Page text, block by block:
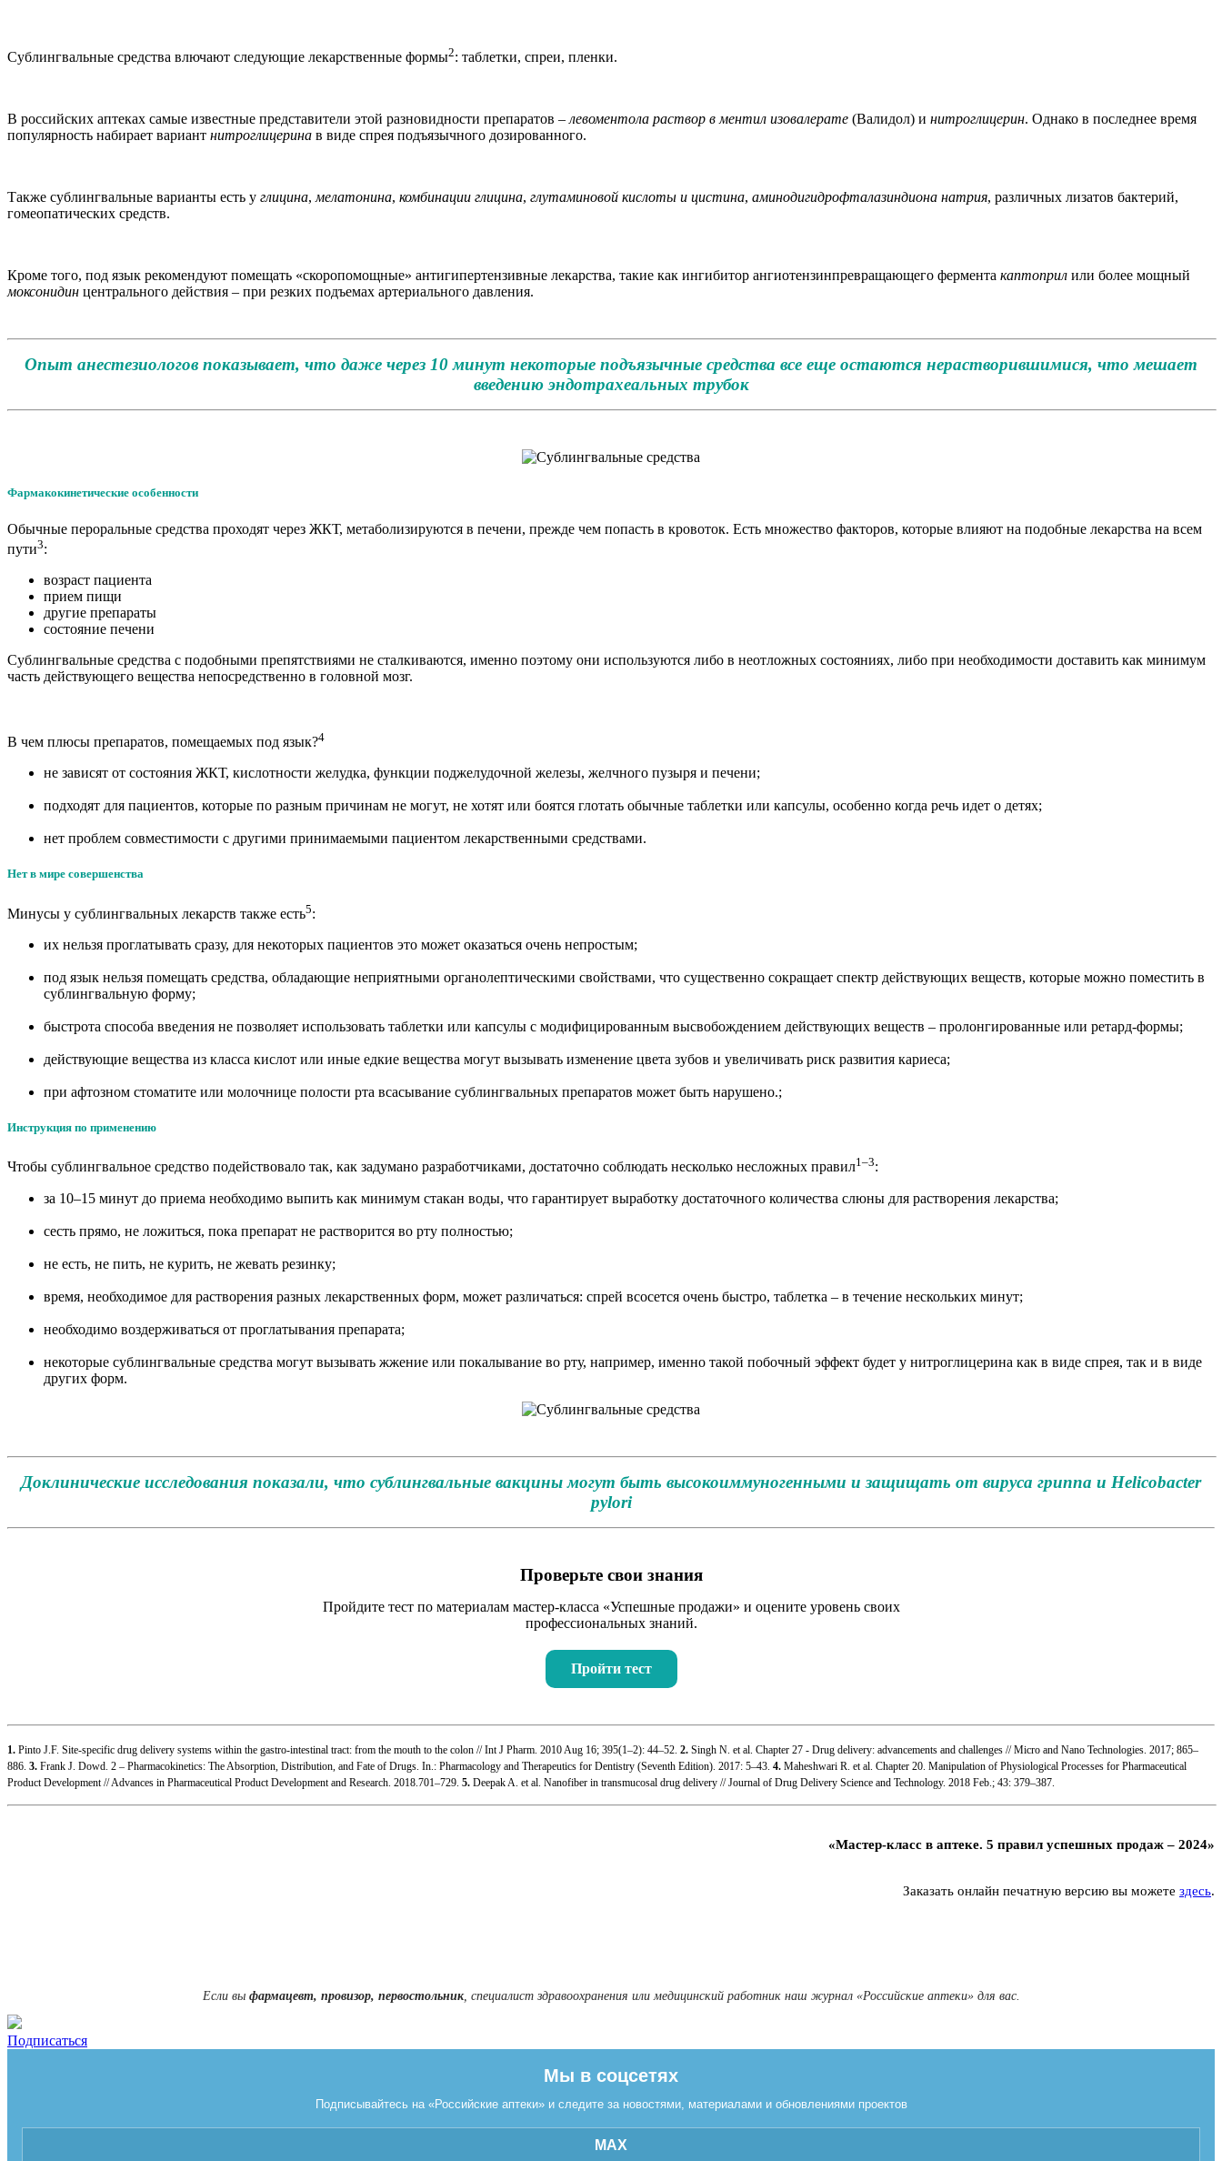
Сублингвальные средства влючают следующие лекарственные формы2: таблетки, спреи, пленки.
В российских аптеках самые известные представители этой разновидности препаратов – левоментола раствор в ментил изовалерате (Валидол) и нитроглицерин. Однако в последнее время
популярность набирает вариант нитроглицерина в виде спрея подъязычного дозированного.
Также сублингвальные варианты есть у глицина, мелатонина, комбинации глицина, глутаминовой кислоты и цистина, аминодигидрофталазиндиона натрия, различных лизатов бактерий,
гомеопатических средств.
Кроме того, под язык рекомендуют помещать «скоропомощные» антигипертензивные лекарства, такие как ингибитор ангиотензинпревращающего фермента каптоприл или более мощный
моксонидин центрального действия – при резких подъемах артериального давления.
Опыт анестезиологов показывает, что даже через 10 минут некоторые подъязычные средства все еще остаются нерастворившимися, что мешает
введению эндотрахеальных трубок
Фармакокинетические особенности
Обычные пероральные средства проходят через ЖКТ, метаболизируются в печени, прежде чем попасть в кровоток. Есть множество факторов, которые влияют на подобные лекарства на всем
пути3:
возраст пациента
прием пищи
другие препараты
состояние печени
Сублингвальные средства с подобными препятствиями не сталкиваются, именно поэтому они используются либо в неотложных состояниях, либо при необходимости доставить как минимум
часть действующего вещества непосредственно в головной мозг.
В чем плюсы препаратов, помещаемых под язык?4
не зависят от состояния ЖКТ, кислотности желудка, функции поджелудочной железы, желчного пузыря и печени;
подходят для пациентов, которые по разным причинам не могут, не хотят или боятся глотать обычные таблетки или капсулы, особенно когда речь идет о детях;
нет проблем совместимости с другими принимаемыми пациентом лекарственными средствами.
Нет в мире совершенства
Минусы у сублингвальных лекарств также есть5:
их нельзя проглатывать сразу, для некоторых пациентов это может оказаться очень непростым;
под язык нельзя помещать средства, обладающие неприятными органолептическими свойствами, что существенно сокращает спектр действующих веществ, которые можно поместить в
сублингвальную форму;
быстрота способа введения не позволяет использовать таблетки или капсулы с модифицированным высвобождением действующих веществ – пролонгированные или ретард-формы;
действующие вещества из класса кислот или иные едкие вещества могут вызывать изменение цвета зубов и увеличивать риск развития кариеса;
при афтозном стоматите или молочнице полости рта всасывание сублингвальных препаратов может быть нарушено.;
Инструкция по применению
Чтобы сублингвальное средство подействовало так, как задумано разработчиками, достаточно соблюдать несколько несложных правил1–3:
за 10–15 минут до приема необходимо выпить как минимум стакан воды, что гарантирует выработку достаточного количества слюны для растворения лекарства;
сесть прямо, не ложиться, пока препарат не растворится во рту полностью;
не есть, не пить, не курить, не жевать резинку;
время, необходимое для растворения разных лекарственных форм, может различаться: спрей всосется очень быстро, таблетка – в течение нескольких минут;
необходимо воздерживаться от проглатывания препарата;
некоторые сублингвальные средства могут вызывать жжение или покалывание во рту, например, именно такой побочный эффект будет у нитроглицерина как в виде спрея, так и в виде
других форм.
Доклинические исследования показали, что сублингвальные вакцины могут быть высокоиммуногенными и защищать от вируса гриппа и Helicobacter
pylori
Проверьте свои знания
Пройдите тест по материалам мастер-класса «Успешные продажи» и оцените уровень своих
профессиональных знаний.
Пройти тест
1. Pinto J.F. Site-specific drug delivery systems within the gastro-intestinal tract: from the mouth to the colon // Int J Pharm. 2010 Aug 16; 395(1–2): 44–52. 2. Singh N. et al. Chapter 27 - Drug delivery: advancements and challenges // Micro and Nano Technologies. 2017; 865–
886. 3. Frank J. Dowd. 2 – Pharmacokinetics: The Absorption, Distribution, and Fate of Drugs. In.: Pharmacology and Therapeutics for Dentistry (Seventh Edition). 2017: 5–43. 4. Maheshwari R. et al. Chapter 20. Manipulation of Physiological Processes for Pharmaceutical
Product Development // Advances in Pharmaceutical Product Development and Research. 2018.701–729. 5. Deepak A. et al. Nanofiber in transmucosal drug delivery // Journal of Drug Delivery Science and Technology. 2018 Feb.; 43: 379–387.
«Мастер-класс в аптеке. 5 правил успешных продаж – 2024»
Заказать онлайн печатную версию вы можете здесь.
Если вы фармацевт, провизор, первостольник, специалист здравоохранения или медицинский работник наш журнал «Российские аптеки» для вас.
Подписаться
Мы в соцсетях
Подписывайтесь на «Российские аптеки» и следите за новостями, материалами и обновлениями проектов
MAX